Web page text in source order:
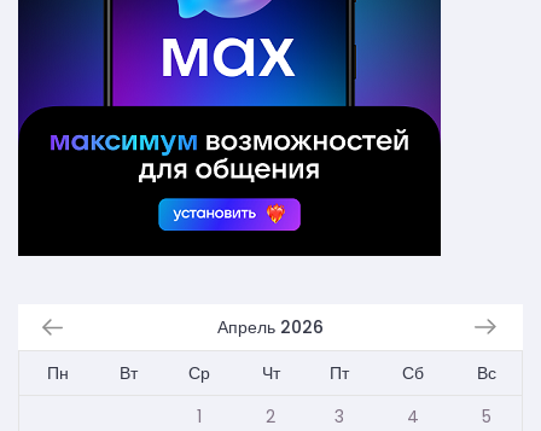
Апрель 2026
Пн
Вт Ср Чт Пт Сб
Вс
1
2 3 4
5